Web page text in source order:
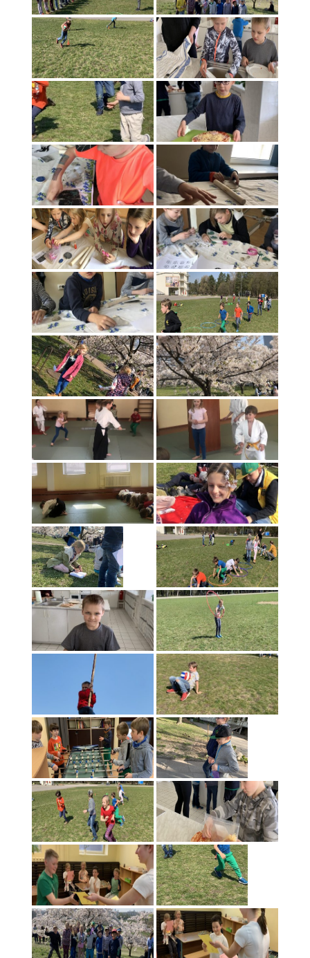
« ‹ of2 › »
2018 metai
Aido narių kelionė į Japoniją 2018 04